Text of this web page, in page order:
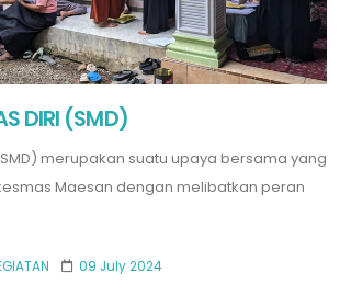
DIRI (SMD)
merupakan suatu upaya bersama yang
Maesan dengan melibatkan peran
09 July 2024